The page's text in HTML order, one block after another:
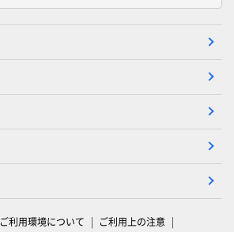
ご利用環境について ご利用上の注意